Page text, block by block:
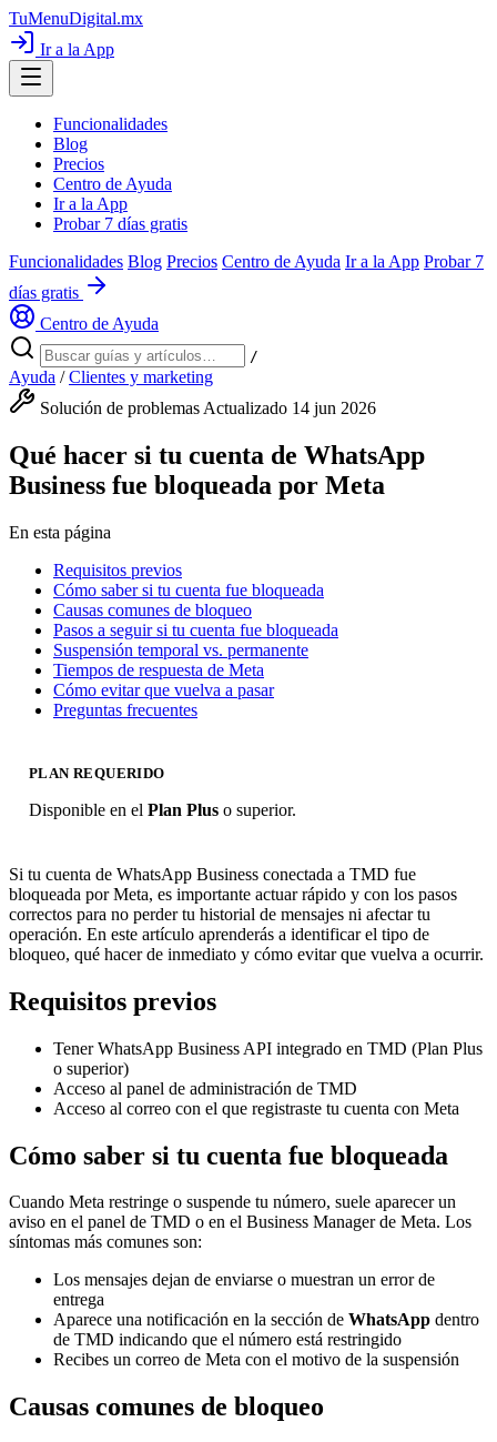
TuMenuDigital.mx
Ir a la App
Funcionalidades
Blog
Precios
Centro de Ayuda
Ir a la App
Probar 7 días gratis
Funcionalidades Blog Precios Centro de Ayuda Ir a la App Probar 7
días gratis
Centro de Ayuda
/
Ayuda / Clientes y marketing
Solución de problemas Actualizado 14 jun 2026
Qué hacer si tu cuenta de WhatsApp
Business fue bloqueada por Meta
En esta página
Requisitos previos
Cómo saber si tu cuenta fue bloqueada
Causas comunes de bloqueo
Pasos a seguir si tu cuenta fue bloqueada
Suspensión temporal vs. permanente
Tiempos de respuesta de Meta
Cómo evitar que vuelva a pasar
Preguntas frecuentes
PLAN REQUERIDO
Disponible en el Plan Plus o superior.
Si tu cuenta de WhatsApp Business conectada a TMD fue
bloqueada por Meta, es importante actuar rápido y con los pasos
correctos para no perder tu historial de mensajes ni afectar tu
operación. En este artículo aprenderás a identificar el tipo de
bloqueo, qué hacer de inmediato y cómo evitar que vuelva a ocurrir.
Requisitos previos
Tener WhatsApp Business API integrado en TMD (Plan Plus
o superior)
Acceso al panel de administración de TMD
Acceso al correo con el que registraste tu cuenta con Meta
Cómo saber si tu cuenta fue bloqueada
Cuando Meta restringe o suspende tu número, suele aparecer un
aviso en el panel de TMD o en el Business Manager de Meta. Los
síntomas más comunes son:
Los mensajes dejan de enviarse o muestran un error de
entrega
Aparece una notificación en la sección de WhatsApp dentro
de TMD indicando que el número está restringido
Recibes un correo de Meta con el motivo de la suspensión
Causas comunes de bloqueo